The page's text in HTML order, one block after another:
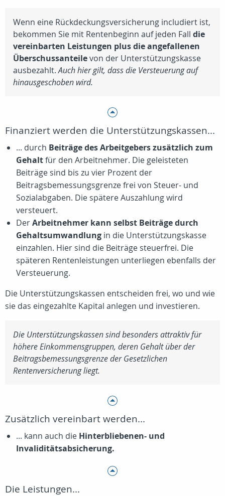
Wenn eine Rückdeckungsversicherung includiert ist,
bekommen Sie mit Rentenbeginn auf jeden Fall die
vereinbarten Leistungen plus die angefallenen
Überschussanteilevon der Unterstützungskasse
ausbezahlt.Auch hier gilt, dass die Versteuerung auf
hinausgeschoben wird.
Finanziert werden die Unterstützungskassen...
... durch Beiträge des Arbeitgebers zusätzlich zum
Gehaltfür den Arbeitnehmer. Die geleisteten
Beiträge sind bis zu vier Prozent der
Beitragsbemessungsgrenze frei von Steuer- und
Sozialabgaben. Die spätere Auszahlung wird
versteuert.
DerArbeitnehmer kann selbst Beiträge durch
Gehaltsumwandlung in die Unterstützungskasse
einzahlen. Hier sind die Beiträge steuerfrei. Die
späteren Rentenleistungen unterliegen ebenfalls der
Versteuerung.
Die Unterstützungskassen entscheiden frei, wo und wie
sie das eingezahlte Kapital anlegen und investieren.
Die Unterstützungskassen sind besonders attraktiv für
höhere Einkommensgruppen, deren Gehalt über der
Beitragsbemessungsgrenze der Gesetzlichen
Rentenversicherung liegt.
Zusätzlich vereinbart werden...
... kann auch die Hinterbliebenen- und
Invaliditätsabsicherung.
Die Leistungen...